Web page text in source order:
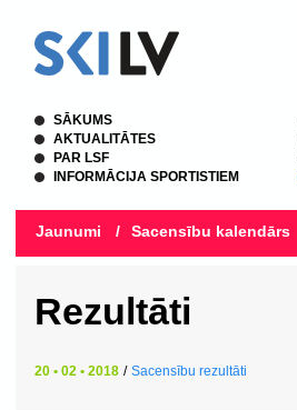
SĀKUMS
AKTUALITĀTES
PAR LSF
INFORMĀCIJA SPORTISTIEM
Jaunumi / Sacensību kalendārs
Rezultāti
20 • 02 • 2018 / Sacensību rezultāti